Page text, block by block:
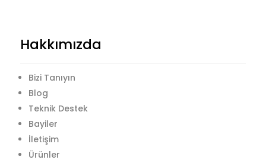
Hakkımızda
Bizi Tanıyın
Blog
Teknik Destek
Bayiler
İletişim
Ürünler